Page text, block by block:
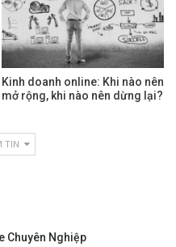
Kinh doanh online: Khi nào nên
mở rộng, khi nào nên dừng lại?
TIN
Chuyên Nghiệp